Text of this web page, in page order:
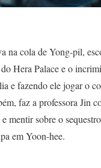
na cola de Yong-pil,
Hera Palace e o
e fazendo ele jogar o
faz a professora Jin
mentir sobre o
em Yoon-hee.